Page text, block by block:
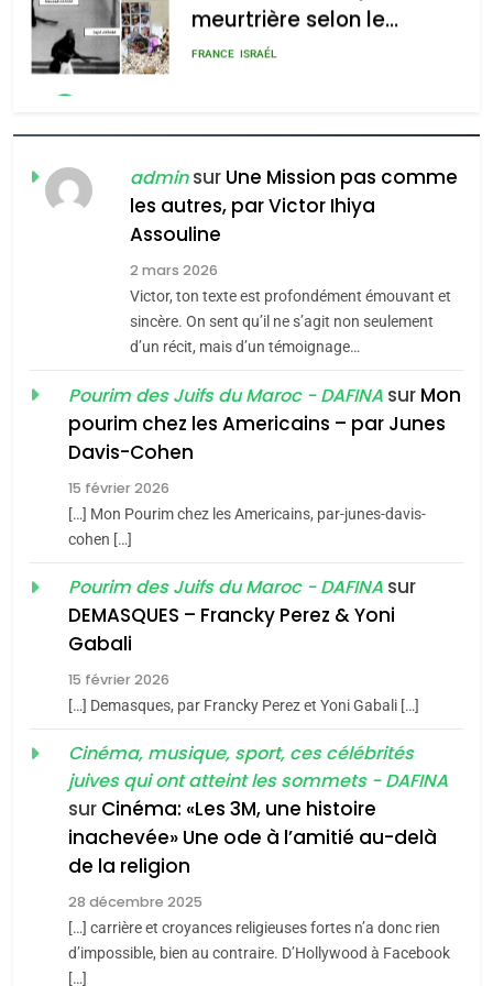
admin 0
POURQUOI JE REVENDIQUE
MA JUDAÏTE par Thérèse
ISRAÉL JUDAISME
CE QUI NOUS MANQUE –
Jacques Hadida
JUDAISME
Maroc : Les amandes de
Tafraout, le miel de Tadla
Azilal consacrés produits
du terroir
DAFINA MAROC
Oeil ravageur – Vanessa
De Loya Stauber
«Tu dis génocide, je dis
guerre»: La nouvelle
Tout sur la Nostalgie
SOUVENIRS
l’alliance pourrait
s’étendre à 13 pays
d’Amérique latine
ISRAÉL JUDAISME
adminsur Une Mission pas comme
les autres, par Victor Ihiya
Assouline
2 mars 2026
Victor, ton texte est profondément émouvant et
sincère. On sent qu’il ne s’agit non seulement
d’un récit, mais d’un témoignage…
Pourim des Juifs du Maroc - DAFINA sur Mon
pourim chez les Americains – par Junes
Davis-Cohen
15 février 2026
[…] Mon Pourim chez les Americains, par-junes-davis-
cohen […]
Pourim des Juifs du Maroc - DAFINA sur
DEMASQUES – Francky Perez & Yoni
Gabali
15 février 2026
[…] Demasques, par Francky Perez et Yoni Gabali […]
Cinéma, musique, sport, ces célébrités
juives qui ont atteint les sommets - DAFINA
sur Cinéma: «Les 3M, une histoire
inachevée» Une ode à l’amitié au-delà
de la religion
28 décembre 2025
[…] carrière et croyances religieuses fortes n’a donc rien
d’impossible, bien au contraire. D’Hollywood à Facebook
[…]
2025, l’année la plus
d’ADL contre
l’antisémitisme
FRANCE ISRAÉL
POURQUOI JE REVENDIQUE
Zrihen-Dvir
CE QUI NOUS MANQUE –
Jacques Hadida
JUDAISME
Maroc : Les amandes de